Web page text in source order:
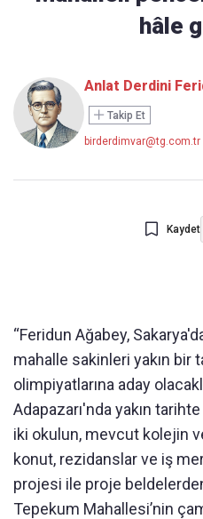
hâle
Anlat Derdini
Takip Et
birderdimvar@tg.com.tr
Kaydet
“Feridun Ağabey,
mahalle sakinleri yakın bir
olimpiyatlarına aday
Adapazarı'nda yakın
iki okulun, mevcut kolejin
konut, rezidanslar ve iş
projesi ile proje
Tepekum Mahallesi’nin